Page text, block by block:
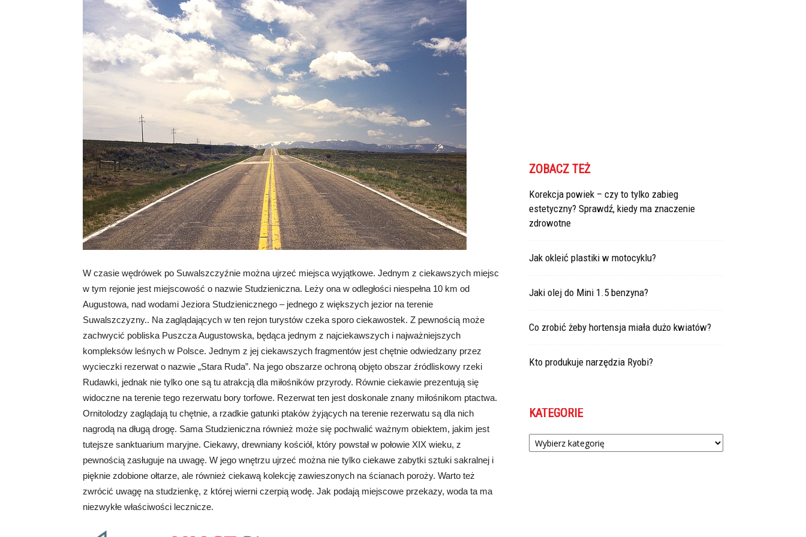
W czasie wędrówek po Suwalszczyźnie można ujrzeć miejsca wyjątkowe. Jednym z ciekawszych miejsc
w tym rejonie jest miejscowość o nazwie Studzieniczna. Leży ona w odległości niespełna 10 km od
Augustowa, nad wodami Jeziora Studzienicznego – jednego z większych jezior na terenie
Suwalszczyzny.. Na zaglądających w ten rejon turystów czeka sporo ciekawostek. Z pewnością może
zachwycić pobliska Puszcza Augustowska, będąca jednym z najciekawszych i najważniejszych
kompleksów leśnych w Polsce. Jednym z jej ciekawszych fragmentów jest chętnie odwiedzany przez
wycieczki rezerwat o nazwie „Stara Ruda”. Na jego obszarze ochroną objęto obszar źródliskowy rzeki
Rudawki, jednak nie tylko one są tu atrakcją dla miłośników przyrody. Równie ciekawie prezentują się
widoczne na terenie tego rezerwatu bory torfowe. Rezerwat ten jest doskonale znany miłośnikom ptactwa.
Ornitolodzy zaglądają tu chętnie, a rzadkie gatunki ptaków żyjących na terenie rezerwatu są dla nich
nagrodą na długą drogę. Sama Studzieniczna również może się pochwalić ważnym obiektem, jakim jest
tutejsze sanktuarium maryjne. Ciekawy, drewniany kościół, który powstał w połowie XIX wieku, z
pewnością zasługuje na uwagę. W jego wnętrzu ujrzeć można nie tylko ciekawe zabytki sztuki sakralnej i
pięknie zdobione ołtarze, ale również ciekawą kolekcję zawieszonych na ścianach poroży. Warto też
zwrócić uwagę na studzienkę, z której wierni czerpią wodę. Jak podają miejscowe przekazy, woda ta ma
niezwykłe właściwości lecznicze.
ZOBACZ TEŻ
Korekcja powiek – czy to tylko zabieg
estetyczny? Sprawdź, kiedy ma znaczenie
zdrowotne
Jak okleić plastiki w motocyklu?
Jaki olej do Mini 1.5 benzyna?
Co zrobić żeby hortensja miała dużo kwiatów?
Kto produkuje narzędzia Ryobi?
KATEGORIE
Kategorie